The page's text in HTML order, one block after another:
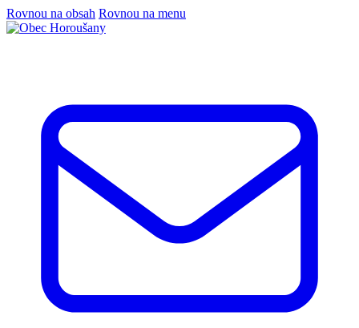
Rovnou na obsah Rovnou na menu